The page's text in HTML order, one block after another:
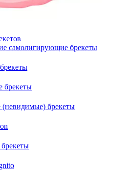
самолигирующие брекеты
брекеты
брекеты